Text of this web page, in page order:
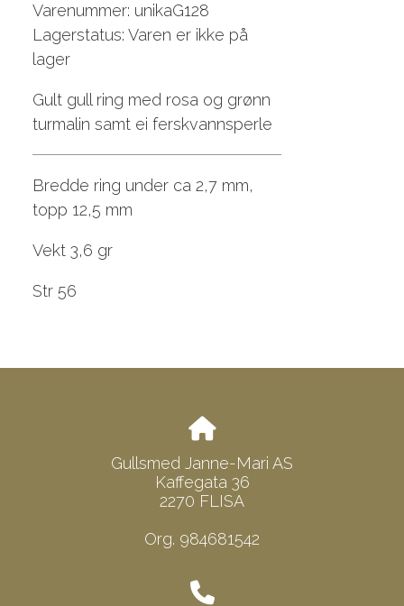
Varenummer: unikaG128
Lagerstatus: Varen er ikke på
lager
Gult gull ring med rosa og grønn
turmalin samt ei ferskvannsperle
Bredde ring under ca 2,7 mm,
topp 12,5 mm
Vekt 3,6 gr
Str 56
Gullsmed Janne-Mari AS
Kaffegata 36
2270 FLISA
Org. 984681542